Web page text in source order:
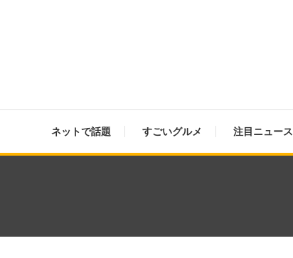
ネットで話題 すごいグルメ 注目ニュース